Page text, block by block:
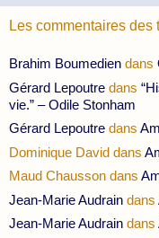
Les commentaires des
Brahim Boumedien dans
Gérard Lepoutre dans
vie.” – Odile Stonham
Gérard Lepoutre dans
Dominique David dans
Maud Chausson dans
Jean-Marie Audrain dans
Jean-Marie Audrain dans